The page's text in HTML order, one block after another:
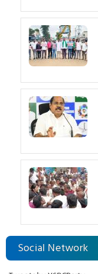
Social Network